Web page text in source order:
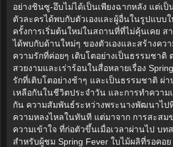
อย่างชินซู-อึบไม่ได้เป็นเพียงฉากหลัง แต่เป็
ตัวละครได้พบกับตัวเองและผู้อื่นในรูปแบบ
ครั้งการเริ่มต้นใหม่ในสถานที่ที่ไม่คุ้นเคย ส
ได้พบกับด้านใหม่ๆ ของตัวเองและสร้างค
ความรักที่ค่อยๆ เติบโตอย่างเป็นธรรมชาติ
สวยงามและเร่าร้อนในสื่อหลายเรื่อง
รักที่เติบโตอย่างช้าๆ และเป็นธรรมชาติ ผ่
เหลือกันในชีวิตประจำวัน และการทำความ
กัน ความสัมพันธ์ระหว่างพระนางพัฒนาไป
ความหลงไหลในทันที แต่มาจาก การสะสม
ความเข้าใจ ที่ก่อตัวขึ้นเมื่อเวลาผ่านไป บ
สำหรับผู้ชม Spring Fever ใบไม้ผลิที่รอคอ